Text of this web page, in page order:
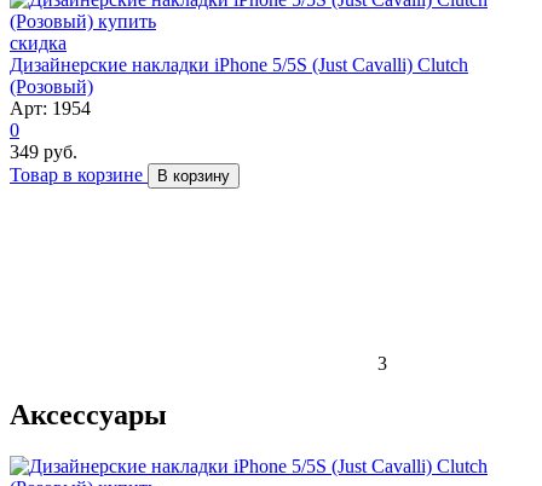
скидка
Дизайнерские накладки iPhone 5/5S (Just Cavalli) Clutch
(Розовый)
Арт: 1954
0
349 руб.
Товар в корзине
В корзину
3
Аксессуары